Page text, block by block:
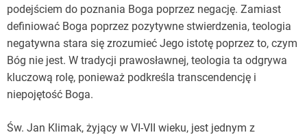
podejściem do poznania Boga poprzez negację. Zamiast
definiować Boga poprzez pozytywne stwierdzenia, teologia
negatywna stara się zrozumieć Jego istotę poprzez to, czym
Bóg nie jest. W tradycji prawosławnej, teologia ta odgrywa
kluczową rolę, ponieważ podkreśla transcendencję i
niepojętość Boga.
Św. Jan Klimak, żyjący w VI-VII wieku, jest jednym z